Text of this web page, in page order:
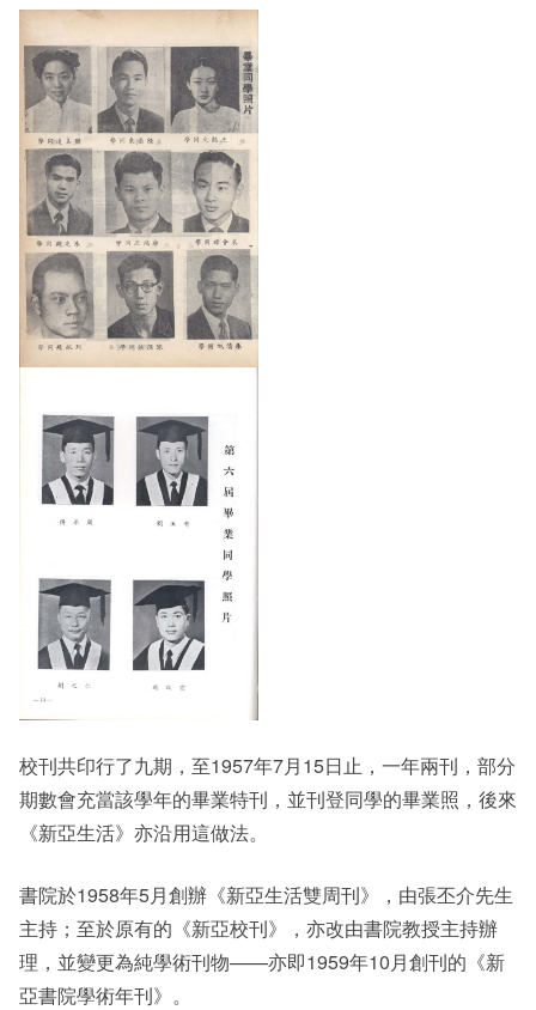
校刊共印行了九期，至1957年7月15日止，一年兩刊，部分
期數會充當該學年的畢業特刊，並刊登同學的畢業照，後來
《新亞生活》亦沿用這做法。
書院於1958年5月創辦《新亞生活雙周刊》，由張丕介先生
主持；至於原有的《新亞校刊》，亦改由書院教授主持辦
理，並變更為純學術刊物——亦即1959年10月創刊的《新
亞書院學術年刊》。